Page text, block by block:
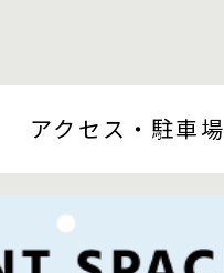
アクセス ・駐車場